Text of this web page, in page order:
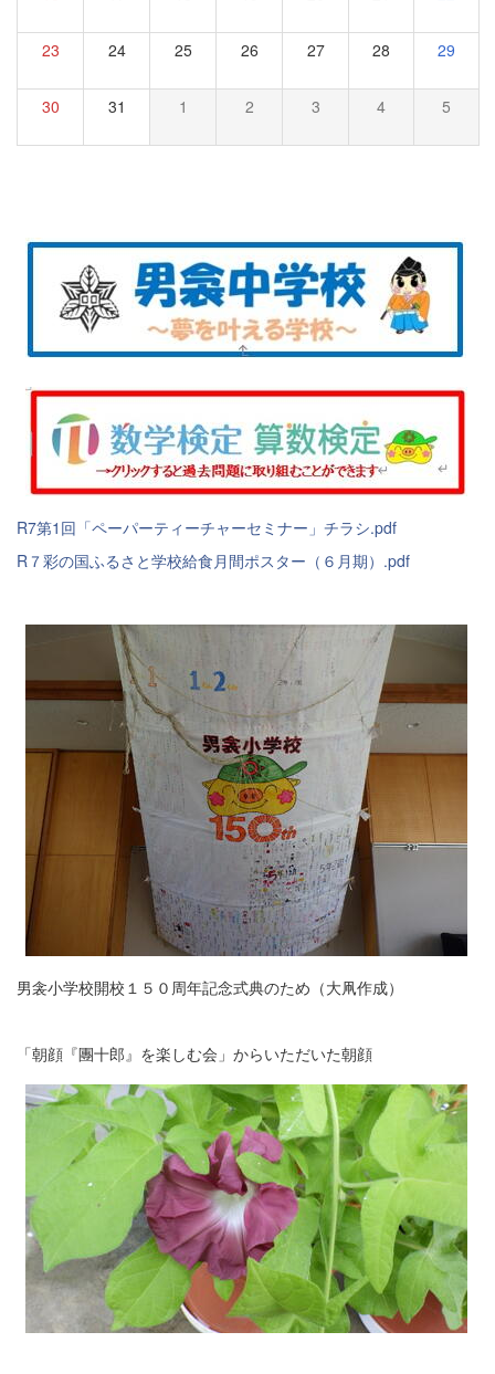
23 24 25 26 27 28 29
30 31 1 2 3 4 5
R7第1回「ペーパーティーチャーセミナー」チラシ.pdf
R７彩の国ふるさと学校給食月間ポスター（６月期）.pdf
男衾小学校開校１５０周年記念式典のため（大凧作成）
「朝顔『團十郎』を楽しむ会」からいただいた朝顔